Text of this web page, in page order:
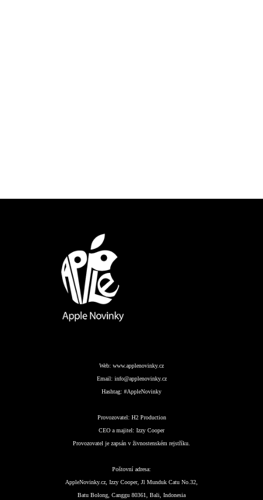
Web: www.applenovinky.cz
Email: info@applenovinky.cz
Hashtag: #AppleNovinky
Provozovatel: H2 Production
CEO a majitel: Izzy Cooper
Provozovatel je zapsán v živnostenském rejstříku.
Poštovní adresa:
AppleNovinky.cz, Izzy Cooper, Jl Munduk Catu No.32,
Batu Bolong, Canggu 80361, Bali, Indonesia